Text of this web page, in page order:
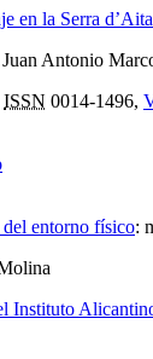
en la Serra
Juan Antonio
ISSN 0014-1496,
entorno físico:
Instituto